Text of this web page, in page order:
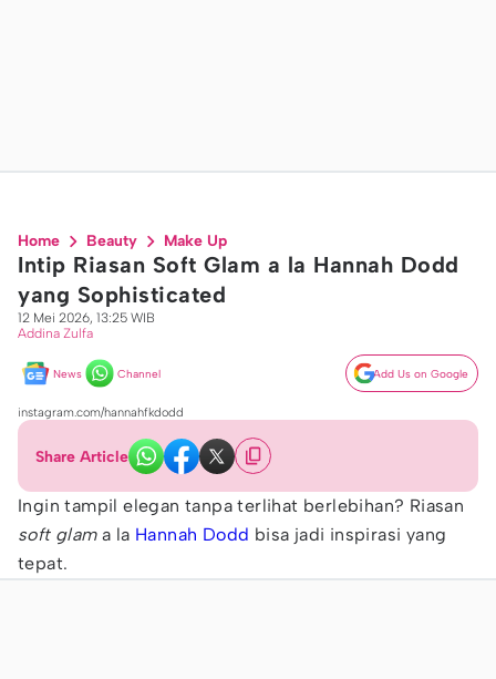
Home Beauty Make Up
Intip Riasan Soft Glam a la Hannah Dodd
yang Sophisticated
12 Mei 2026, 13:25 WIB
Addina Zulfa
News Channel Add Us on Google
instagram.com/hannahfkdodd
Share Article
Ingin tampil elegan tanpa terlihat berlebihan? Riasan
soft glama la Hannah Dodd bisa jadi inspirasi yang
tepat.